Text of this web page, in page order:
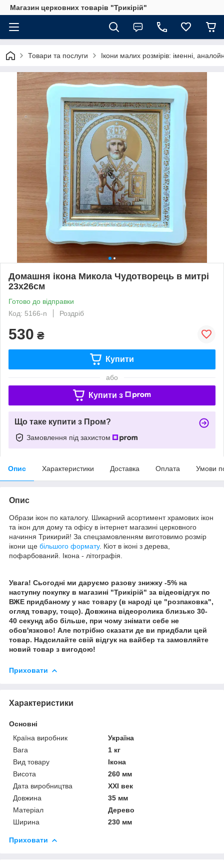
Магазин церковних товарів "Трикірій"
Товари та послуги Ікони малих розмірів: іменні,
Домашня ікона Микола Чудотворець в митрі
23х26см
Готово до відправки
Код: 5166-n
Роздріб
530 ₴
Купити
або
Купити з
Що таке купити з Пром?
Замовлення під захистом
Опис Характеристики Доставка Оплата Умови
Опис
Образи ікон по каталогу. Шикарний асортимент храмових ікон
та ікон для дому та офісу в інтернет магазині церковного
начиння Трикирий! За спецзамовленням виготовимо розмір
ікони ще більшого формату. Кіот в іконі з дерева,
пофарбований. Ікона - літографія.
Увага! Сьогодні ми даруємо разову знижку -5% на
наступну покупку в магазині "Трикірій" за відеовідгук по
ВЖЕ придбаному у нас товару (в народі це "розпаковка",
огляд товару, тощо). Довжина відеоролика близько 30-
40 секунд або більше, при чому знімати себе не
обов'язково! Але потрібно сказати де ви придбали цей
товар. Надсилайте свій відгук на вайбер та замовляйте
новий товар з вигодою!
Приховати
Характеристики
Основні
Країна виробник
Україна
Вага
1 кг
Вид товару
Ікона
Висота
260 мм
Дата виробництва
XXI век
Довжина
35 мм
Матеріал
Дерево
Ширина
230 мм
Приховати